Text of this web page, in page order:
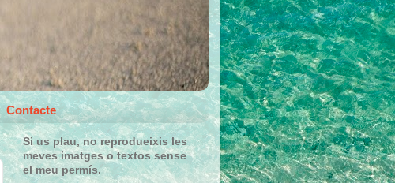
Contacte
Si us plau, no reprodueixis les
meves imatges o textos sense
el meu permís.